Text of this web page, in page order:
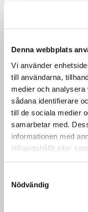
Denna webbplats
Vi använder
till användarna,
medier och
sådana identifierare
till de sociala medier
samarbetar med.
informationen med
tillhandahållit eller
deras tjänster.
Nödvändig
Även om det nya
aktiebolag, föreslås
direktivet i Finland
information som
oberoende av
Det nya direktivet
form, dvs. den
Regeringen
utsträcks på
för att det i